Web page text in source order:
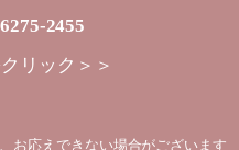
2455
リック＞＞
お応えできない場合がございます